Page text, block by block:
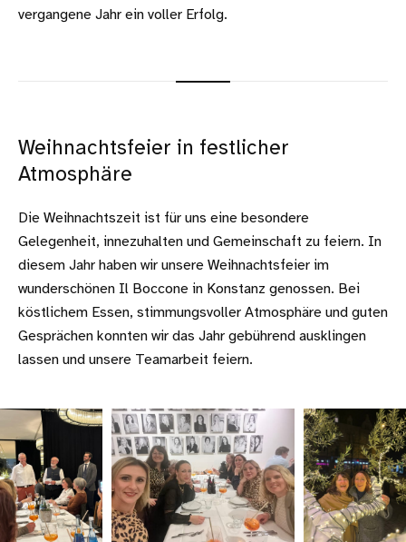
vergangene Jahr ein voller Erfolg.
Weihnachtsfeier in festlicher
Atmosphäre
Die Weihnachtszeit ist für uns eine besondere
Gelegenheit, innezuhalten und Gemeinschaft zu feiern. In
diesem Jahr haben wir unsere Weihnachtsfeier im
wunderschönen Il Boccone in Konstanz genossen. Bei
köstlichem Essen, stimmungsvoller Atmosphäre und guten
Gesprächen konnten wir das Jahr gebührend ausklingen
lassen und unsere Teamarbeit feiern.